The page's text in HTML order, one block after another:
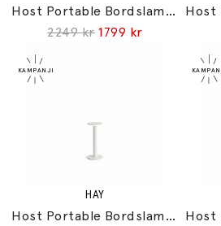
Host Portable Bordslampa 300 Olive
2249 kr 1799 kr
HAY
Host Portable Bordslampa 220 Cream White